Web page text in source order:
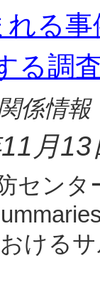
る
る調
係情報
月13
センタ
おける